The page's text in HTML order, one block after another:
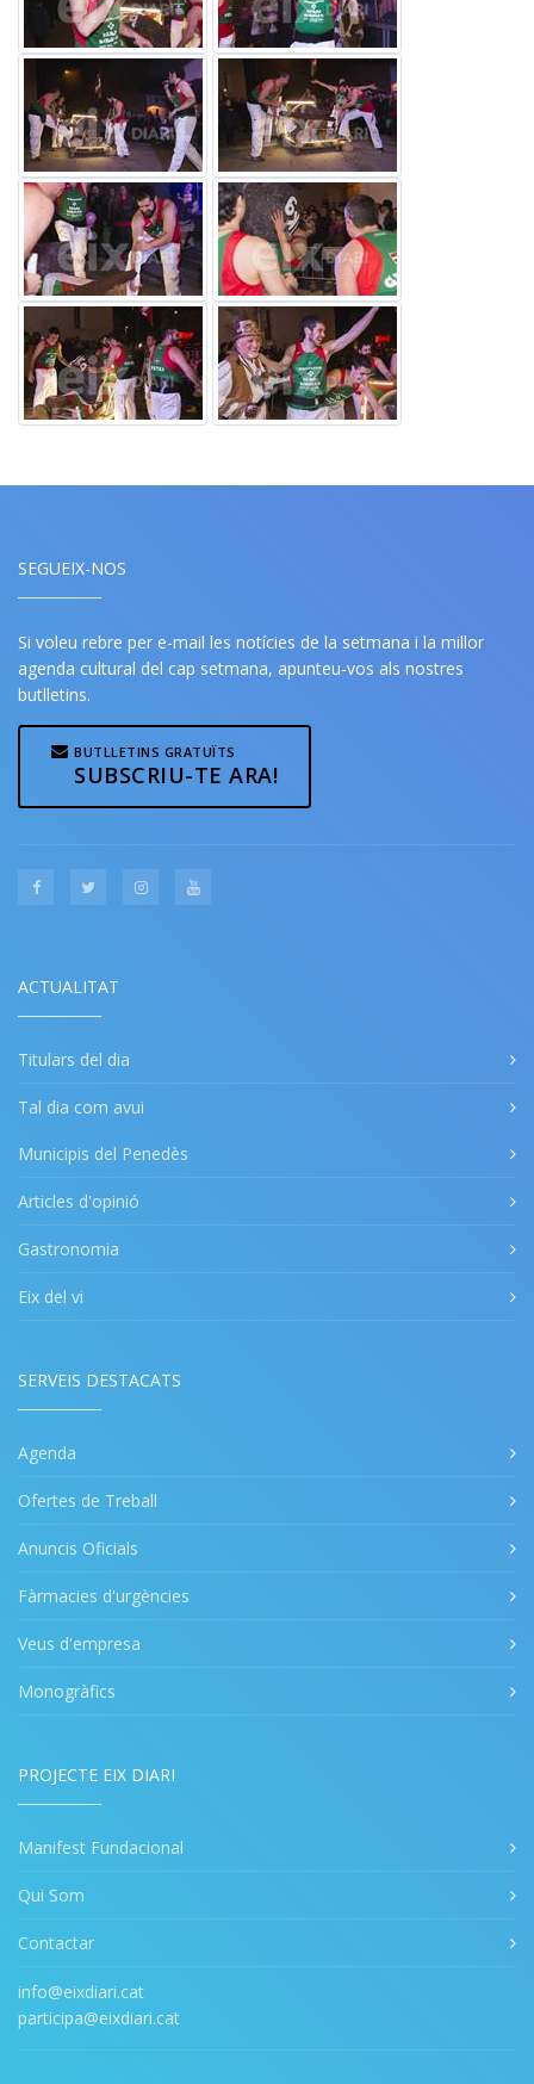
SEGUEIX-NOS
Si voleu rebre per e-mail les notícies de la setmana i la millor
agenda cultural del cap setmana, apunteu-vos als nostres
butlletins.
BUTLLETINS GRATUÏTS
SUBSCRIU-TE ARA!
ACTUALITAT
Titulars del dia
Tal dia com avui
Municipis del Penedès
Articles d'opinió
Gastronomia
Eix del vi
SERVEIS DESTACATS
Agenda
Ofertes de Treball
Anuncis Oficials
Fàrmacies d'urgències
Veus d'empresa
Monogràfics
PROJECTE EIX DIARI
Manifest Fundacional
Qui Som
Contactar
info@eixdiari.cat
participa@eixdiari.cat